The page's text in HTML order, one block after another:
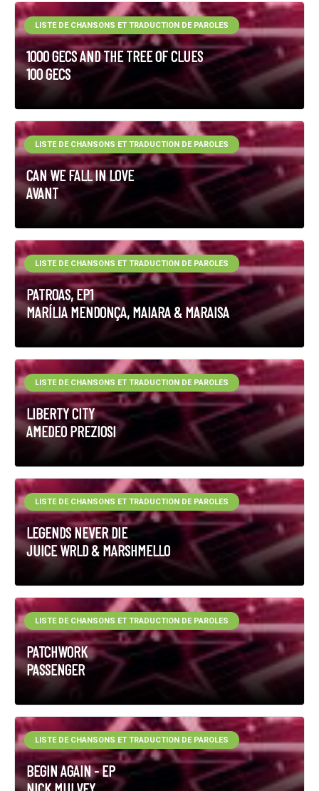
1000 GECS AND THE TREE OF CLUES
100 GECS
LISTE DE CHANSONS ET TRADUCTION DE PAROLES
CAN WE FALL IN LOVE
AVANT
LISTE DE CHANSONS ET TRADUCTION DE PAROLES
PATROAS, EP1
MARÍLIA MENDONÇA, MAIARA & MARAISA
LISTE DE CHANSONS ET TRADUCTION DE PAROLES
LIBERTY CITY
AMEDEO PREZIOSI
LISTE DE CHANSONS ET TRADUCTION DE PAROLES
LEGENDS NEVER DIE
JUICE WRLD & MARSHMELLO
LISTE DE CHANSONS ET TRADUCTION DE PAROLES
PATCHWORK
PASSENGER
LISTE DE CHANSONS ET TRADUCTION DE PAROLES
BEGIN AGAIN - EP
LISTE DE CHANSONS ET TRADUCTION DE PAROLES